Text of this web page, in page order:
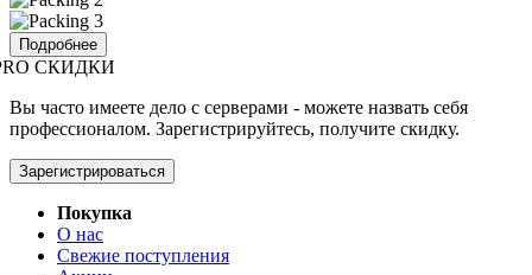
Подробнее
СКИДКИ
Вы часто имеете дело с серверами - можете назвать себя
профессионалом. Зарегистрируйтесь, получите скидку.
Зарегистрироваться
Покупка
О нас
Свежие поступления